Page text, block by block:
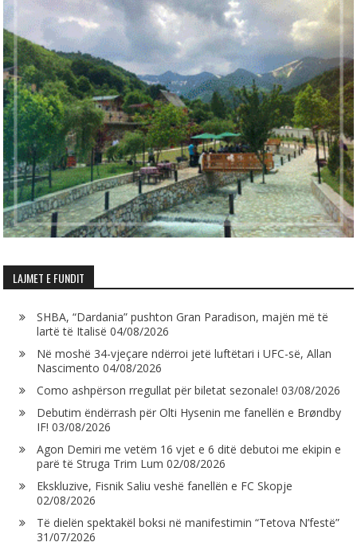
LAJMET E FUNDIT
SHBA, “Dardania” pushton Gran Paradison, majën më të
lartë të Italisë 04/08/2026
Në moshë 34-vjeçare ndërroi jetë luftëtari i UFC-së, Allan
Nascimento 04/08/2026
Como ashpërson rregullat për biletat sezonale! 03/08/2026
Debutim ëndërrash për Olti Hysenin me fanellën e Brøndby
IF! 03/08/2026
Agon Demiri me vetëm 16 vjet e 6 ditë debutoi me ekipin e
parë të Struga Trim Lum 02/08/2026
Ekskluzive, Fisnik Saliu veshë fanellën e FC Skopje
02/08/2026
Të dielën spektakël boksi në manifestimin “Tetova N’festë”
31/07/2026